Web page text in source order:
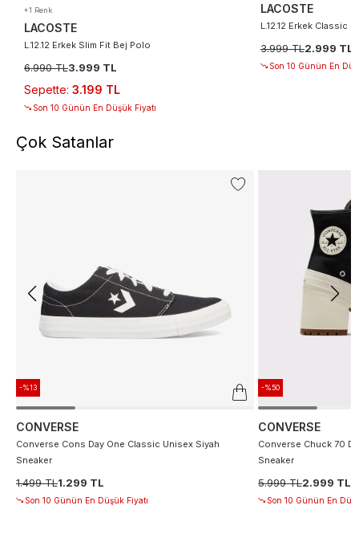
+1 Renk
LACOSTE
L.12.12 Erkek Slim Fit Bej Polo
6.990 TL3.999 TL
Sepette: 3.199 TL
Son 10 Günün En Düşük Fiyatı
LACOSTE
L.12.12 Erkek Classic
3.999 TL2.999 TL
Son 10 Günün En
Çok Satanlar
-%13
CONVERSE
Converse Cons Day One Classic Unisex Siyah
Sneaker
1.499 TL1.299 TL
Son 10 Günün En Düşük Fiyatı
-%50
CONVERSE
Converse Chuck 70
Sneaker
5.999 TL2.999 TL
Son 10 Günün En